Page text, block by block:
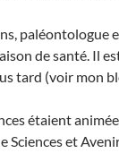
paléontologue
de santé. Il
tard (voir mon
étaient
Sciences et